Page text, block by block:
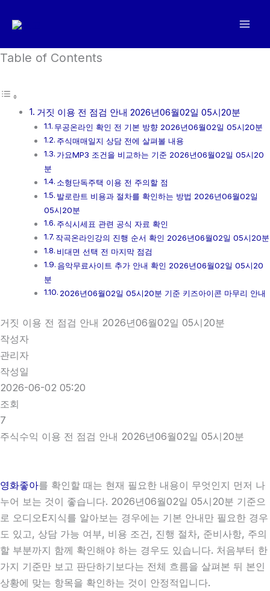
로
너
Table of Contents
거짓 이용 전 점검 안내 2026년06월02일 05시20분
무공온라인 확인 전 기본 방향 2026년06월02일 05시20분
주식매매일지 상담 전에 살펴볼 내용
가요MP3 조건을 비교하는 기준 2026년06월02일 05시20
분
소형단독주택 이용 전 주의할 점
발로란트 비용과 절차를 확인하는 방법 2026년06월02일
05시20분
주식시세표 관련 공식 자료 확인
작곡온라인강의 진행 순서 확인 2026년06월02일 05시20분
비대면 선택 전 마지막 점검
음악무료사이트 추가 안내 확인 2026년06월02일 05시20
분
2026년06월02일 05시20분 기준 키즈아이콘 마무리 안내
거짓 이용 전 점검 안내 2026년06월02일 05시20분
작성자
관리자
작성일
2026-06-02 05:20
조회
7
주식수익 이용 전 점검 안내 2026년06월02일 05시20분
영화좋아를 확인할 때는 현재 필요한 내용이 무엇인지 먼저 나
누어 보는 것이 좋습니다. 2026년06월02일 05시20분 기준으
로 오디오E지식를 알아보는 경우에는 기본 안내만 필요한 경우
도 있고, 상담 가능 여부, 비용 조건, 진행 절차, 준비사항, 주의
할 부분까지 함께 확인해야 하는 경우도 있습니다. 처음부터 한
가지 기준만 보고 판단하기보다는 전체 흐름을 살펴본 뒤 본인
상황에 맞는 항목을 확인하는 것이 안정적입니다.